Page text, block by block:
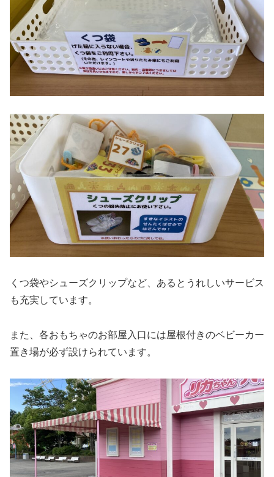
くつ袋やシューズクリップなど、あるとうれしいサービス
も充実しています。
また、各おもちゃのお部屋入口には屋根付きのベビーカー
置き場が必ず設けられています。